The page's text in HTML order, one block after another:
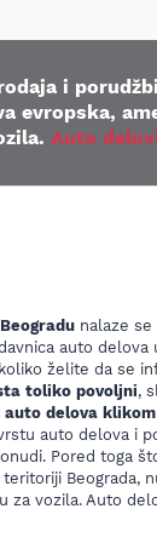
i
evropska,
Auto
nalaze se
auto delova
želite da se
toliko povoljni,
auto delova
auto delova i
Pored toga
Beograda,
za vozila. Auto